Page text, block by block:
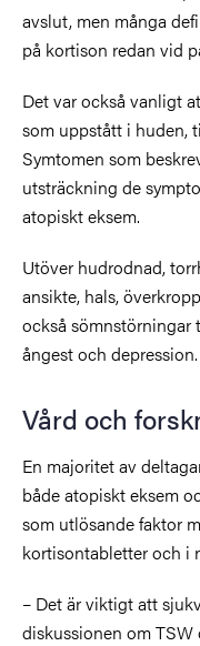
avslut, men många
på kortison redan vid
Det var också vanligt
som uppstått i huden,
Symtomen som
utsträckning de
atopiskt eksem.
Utöver hudrodnad,
ansikte, hals,
också sömnstörningar
ångest och depression.
Vård och
En majoritet av
både atopiskt eksem
som utlösande faktor
kortisontabletter och i
– Det är viktigt att
diskussionen om